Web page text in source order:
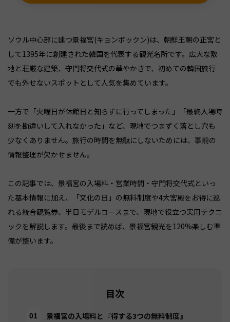
ソウル中心部に建つ景福宮(キョンボックン)は、朝鮮王朝の正宮と
して1395年に創建された韓国を代表する観光名所です。広大な敷
地と荘厳な建築、守門将交代式の華やかさで、初めての韓国旅行
でも外せないスポットとして人気を集めています。
一方で「火曜日が休館日と知らずに行ってしまった」「最終入場時
刻を勘違いして入れなかった」など、現地でつまずく落とし穴も
少なくありません。旅行の時間を無駄にしないためには、事前の
情報整理が欠かせません。
この記事では、景福宮の入場料・営業時間・守門将交代式といっ
た基本情報に加え、「文化の日」の無料制度や4大宮殿をお得に巡
れる統合観覧券、半日モデルコースまで、現地で役立つ実用テクニ
ックを解説します。最後まで読めば、景福宮観光を120%楽しむ準
備が整います。
目次
景福宮の入場料と『得する3つの無料制度』